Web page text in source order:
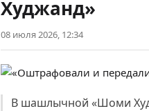
Худжанд»
08 июля 2026, 12:34
В шашлычной «Шоми